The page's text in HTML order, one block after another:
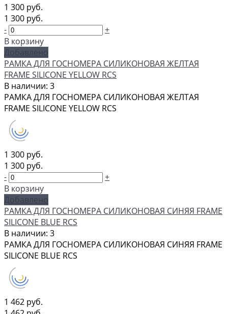
1 300 руб.
1 300 руб.
-
+
В корзину
Добавлено
РАМКА ДЛЯ ГОСНОМЕРА СИЛИКОНОВАЯ ЖЕЛТАЯ
FRAME SILICONE YELLOW RCS
В наличии: 3
РАМКА ДЛЯ ГОСНОМЕРА СИЛИКОНОВАЯ ЖЕЛТАЯ
FRAME SILICONE YELLOW RCS
1 300 руб.
1 300 руб.
-
+
В корзину
Добавлено
РАМКА ДЛЯ ГОСНОМЕРА СИЛИКОНОВАЯ СИНЯЯ FRAME
SILICONE BLUE RCS
В наличии: 3
РАМКА ДЛЯ ГОСНОМЕРА СИЛИКОНОВАЯ СИНЯЯ FRAME
SILICONE BLUE RCS
1 462 руб.